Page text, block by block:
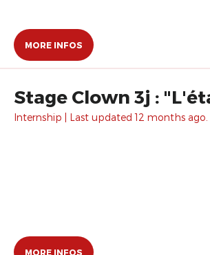
MORE INFOS
Stage Clown 3j :
Internship | Last updated 12 months ago.
MORE INFOS